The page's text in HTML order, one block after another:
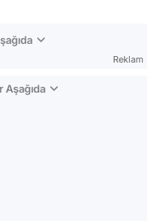
Reklam